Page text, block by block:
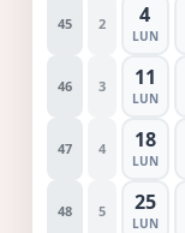
45 2 4
LUN
46 3 11
LUN
47 4 18
LUN
48 5 25
LUN